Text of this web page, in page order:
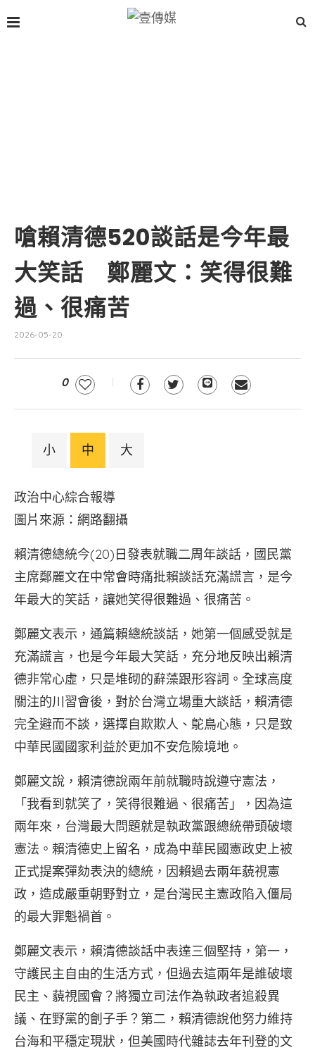
嗆賴清德520談話是今年最
大笑話 鄭麗文：笑得很難
過、很痛苦
2026-05-20
0
小 中 大
政治中心綜合報導
圖片來源：網路翻攝
賴清德總統今(20)日發表就職二周年談話，國民黨
主席鄭麗文在中常會時痛批賴談話充滿謊言，是今
年最大的笑話，讓她笑得很難過、很痛苦。
鄭麗文表示，通篇賴總統談話，她第一個感受就是
充滿謊言，也是今年最大笑話，充分地反映出賴清
德非常心虛，只是堆砌的辭藻跟形容詞。全球高度
關注的川習會後，對於台灣立場重大談話，賴清德
完全避而不談，選擇自欺欺人、鴕鳥心態，只是致
中華民國國家利益於更加不安危險境地。
鄭麗文說，賴清德說兩年前就職時說遵守憲法，
「我看到就笑了，笑得很難過、很痛苦」，因為這
兩年來，台灣最大問題就是執政黨跟總統帶頭破壞
憲法。賴清德史上留名，成為中華民國憲政史上被
正式提案彈劾表決的總統，因賴過去兩年藐視憲
政，造成嚴重朝野對立，是台灣民主憲政陷入僵局
的最大罪魁禍首。
鄭麗文表示，賴清德談話中表達三個堅持，第一，
守護民主自由的生活方式，但過去這兩年是誰破壞
民主、藐視國會？將獨立司法作為執政者追殺異
議、在野黨的劊子手？第二，賴清德說他努力維持
台海和平穩定現狀，但美國時代雜誌去年刊登的文